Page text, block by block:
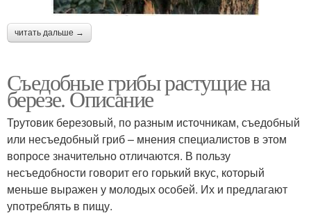
читать дальше →
Съедобные грибы растущие на
березе. Описание
Трутовик березовый, по разным источникам, съедобный
или несъедобный гриб – мнения специалистов в этом
вопросе значительно отличаются. В пользу
несъедобности говорит его горький вкус, который
меньше выражен у молодых особей. Их и предлагают
употреблять в пищу.